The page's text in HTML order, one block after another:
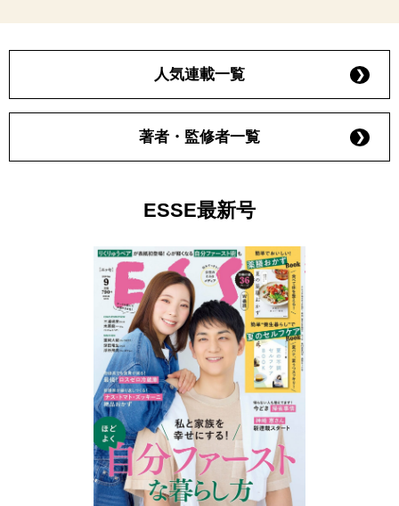
人気連載一覧
著者・監修者一覧
ESSE最新号